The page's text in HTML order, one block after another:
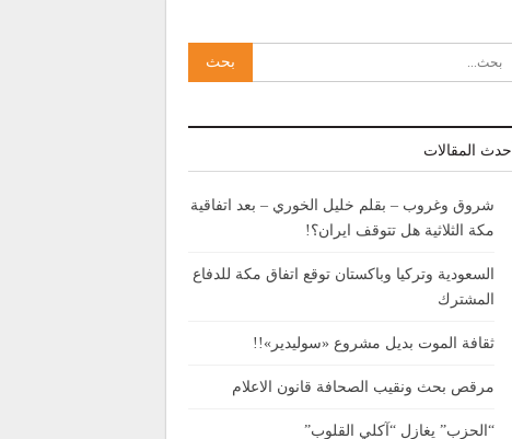
أحدث المقالات
شروق وغروب – بقلم خليل الخوري – بعد اتفاقية
مكة الثلاثية هل تتوقف ايران؟!
السعودية وتركيا وباكستان توقع اتفاق مكة للدفاع
المشترك
ثقافة الموت بديل مشروع «سوليدير»!!
مرقص بحث ونقيب الصحافة قانون الاعلام
“الحزب” يغازل “آكلي القلوب”